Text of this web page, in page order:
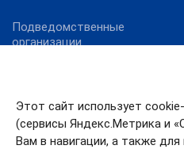
Этот сайт использует
(сервисы Яндекс.Метрика и
Вам в навигации, а также
Подведомственные
организации
деятельность
Реализация комплекса
мер Фонда по детям с